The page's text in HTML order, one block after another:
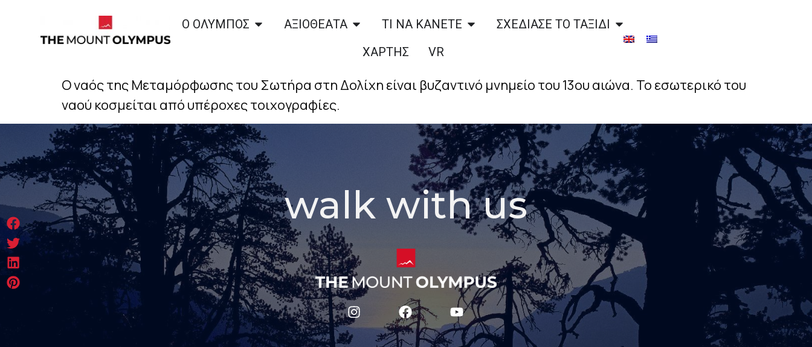
Ο ΟΛΥΜΠΟΣ ΑΞΙΟΘΕΑΤΑ ΤΙ ΝΑ ΚΑΝΕΤΕ
ΣΧΕΔΙΑΣΕ ΤΟ ΤΑΞΙΔΙ
ΧΑΡΤΗΣ
VR
Ο ναός της Μεταμόρφωσης του Σωτήρα στη Δολίχη είναι βυζαντινό μνημείο του 13ου αιώνα. Το εσωτερικό του
ναού κοσμείται από υπέροχες τοιχογραφίες.
walk with us